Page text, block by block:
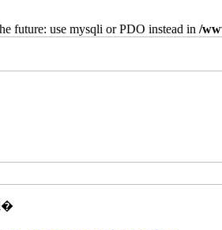
future: use mysqli or PDO instead in /